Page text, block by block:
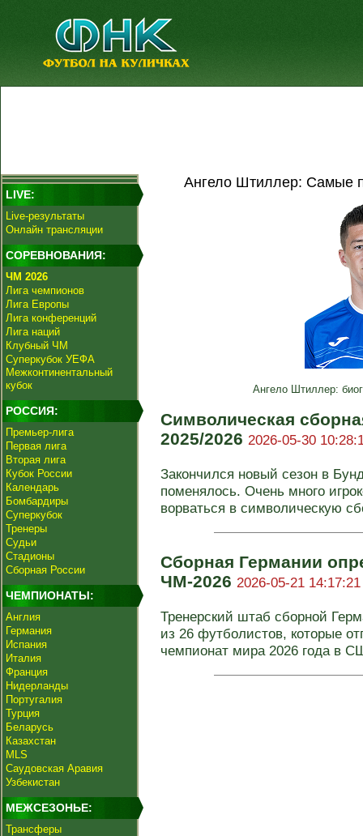
LIVE:
Live-результаты
Онлайн трансляции
СОРЕВНОВАНИЯ:
ЧМ 2026
Лига чемпионов
Лига Европы
Лига конференций
Лига наций
Клубный ЧМ
Суперкубок УЕФА
Межконтинентальный
кубок
РОССИЯ:
Премьер-лига
Первая лига
Вторая лига
Кубок России
Календарь
Бомбардиры
Суперкубок
Тренеры
Судьи
Стадионы
Сборная России
ЧЕМПИОНАТЫ:
Англия
Германия
Испания
Италия
Франция
Нидерланды
Португалия
Турция
Беларусь
Казахстан
MLS
Саудовская Аравия
Узбекистан
МЕЖСЕЗОНЬЕ:
Трансферы
Ангело Штиллер: Самые
Ангело Штиллер:
Символическая
2025/2026 2026-05-30
Закончился новый сезон в
поменялось. Очень много
ворваться в символическую
Сборная Германии
ЧМ-2026 2026-05-21 14:17:21
Тренерский штаб сборной
из 26 футболистов, которые
чемпионат мира 2026 года в